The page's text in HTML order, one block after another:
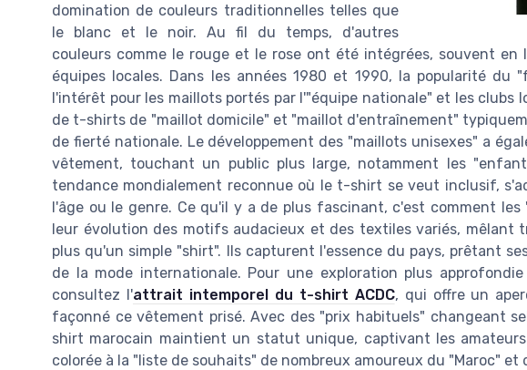
domination de couleurs traditionnelles telles que
le blanc et le noir. Au fil du temps, d'autres
couleurs comme le rouge et le rose ont été intégrées, souvent
équipes locales. Dans les années 1980 et 1990, la popularité du
l'intérêt pour les maillots portés par l'"équipe nationale" et les clubs
de t-shirts de "maillot domicile" et "maillot d'entraînement"
de fierté nationale. Le développement des "maillots unisexes" a
vêtement, touchant un public plus large, notamment les
tendance mondialement reconnue où le t-shirt se veut inclusif,
l'âge ou le genre. Ce qu'il y a de plus fascinant, c'est comment
leur évolution des motifs audacieux et des textiles variés, mêlant
plus qu'un simple "shirt". Ils capturent l'essence du pays, prêtant
de la mode internationale. Pour une exploration plus
consultez l'attrait intemporel du t-shirt ACDC, qui offre un
façonné ce vêtement prisé. Avec des "prix habituels" changeant
shirt marocain maintient un statut unique, captivant les
colorée à la "liste de souhaits" de nombreux amoureux du "Maroc"